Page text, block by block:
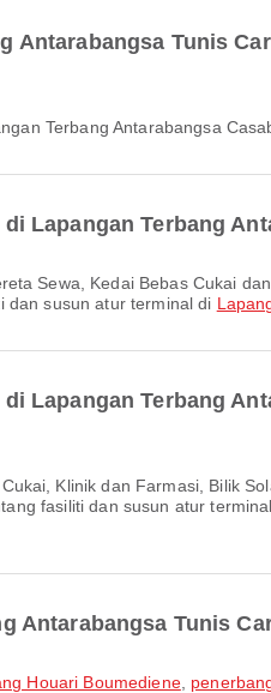
Antarabangsa Tunis
Terbang Antarabangsa
Lapangan Terbang
dan susun atur terminal di
Lapangan Terbang
fasiliti dan susun atur
Antarabangsa Tunis
Houari Boumediene,